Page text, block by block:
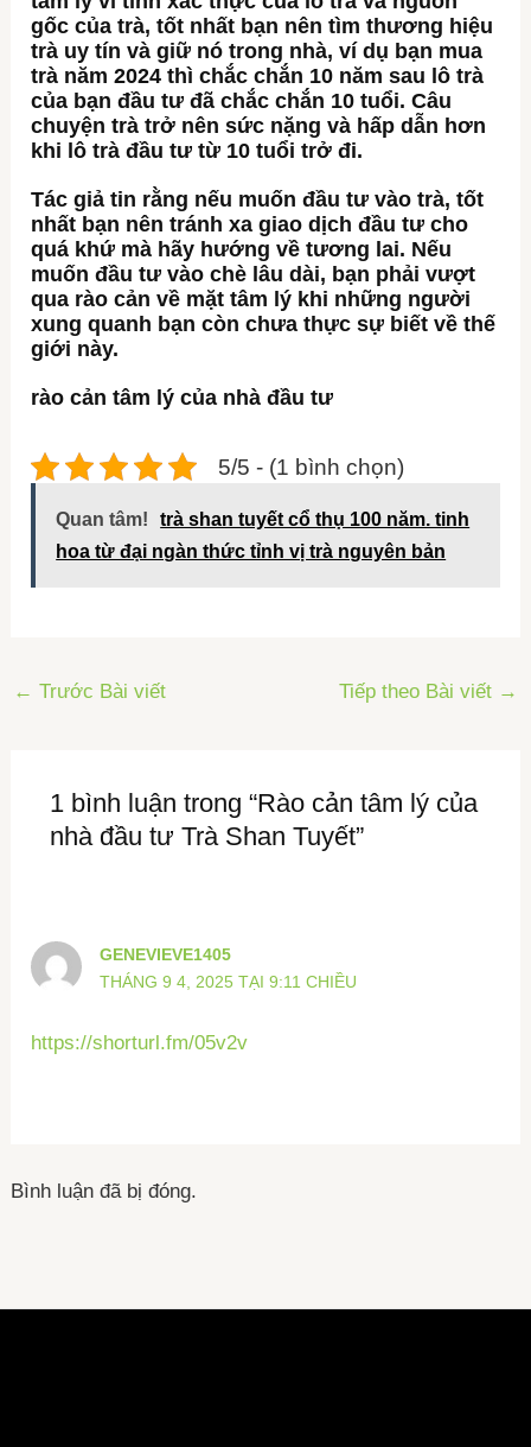
gốc của trà, tốt nhất bạn nên tìm thương hiệu
trà uy tín và giữ nó trong nhà, ví dụ bạn mua
trà năm 2024 thì chắc chắn 10 năm sau lô trà
của bạn đầu tư đã chắc chắn 10 tuổi. Câu
chuyện trà trở nên sức nặng và hấp dẫn hơn
khi lô trà đầu tư từ 10 tuổi trở đi.
Tác giả tin rằng nếu muốn đầu tư vào trà, tốt
nhất bạn nên tránh xa giao dịch đầu tư cho
quá khứ mà hãy hướng về tương lai. Nếu
muốn đầu tư vào chè lâu dài, bạn phải vượt
qua rào cản về mặt tâm lý khi những người
xung quanh bạn còn chưa thực sự biết về thế
giới này.
rào cản tâm lý của nhà đầu tư
5/5 - (1 bình chọn)
Quan tâm!
trà shan tuyết cổ thụ 100 năm. tinh
hoa từ đại ngàn thức tỉnh vị trà nguyên bản
← Trước Bài viết Tiếp theo Bài viết →
1 bình luận trong “Rào cản tâm lý của
nhà đầu tư Trà Shan Tuyết”
GENEVIEVE1405
THÁNG 9 4, 2025 TẠI 9:11 CHIỀU
https://shorturl.fm/05v2v
Bình luận đã bị đóng.